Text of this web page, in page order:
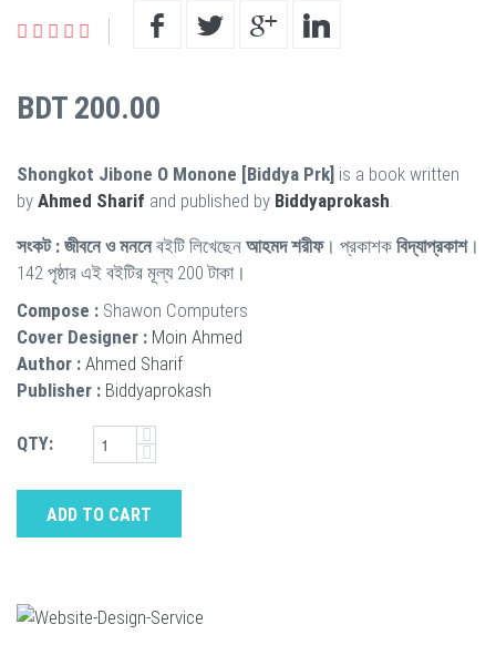
BDT 200.00
Shongkot Jibone O Monone [Biddya Prk] is a book written
by Ahmed Sharif and published by Biddyaprokash
সংকট : জীবনে ও মননেবইটি লিখেছেন আহমদ শরীফ। প্রকাশক বিদ্যাপ্রকাশ।
142 পৃষ্ঠার এই বইটির মূল্য 200 টাকা।
Compose : Shawon Computers
Cover Designer : Moin Ahmed
Author : Ahmed Sharif
Publisher : Biddyaprokash
QTY:
ADD TO CART